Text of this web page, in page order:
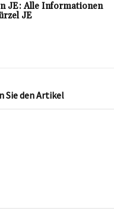
JE: Alle Informationen
JE
Sie den Artikel